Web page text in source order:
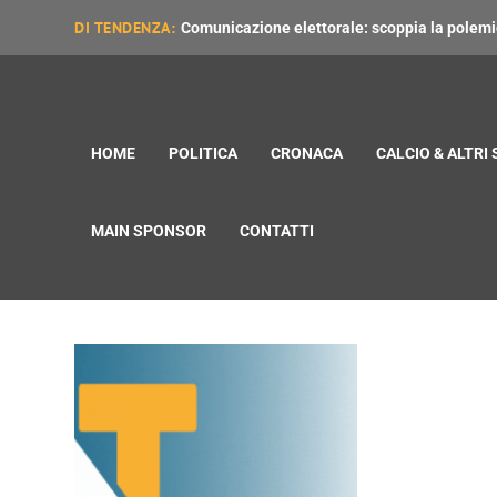
DI TENDENZA: Comunicazione elettorale: scoppia la
HOME POLITICA CRONACA CALCIO & ALTRI
MAIN SPONSOR CONTATTI